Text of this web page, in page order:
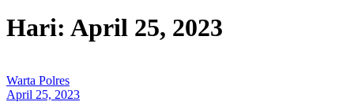
Hari: April 25, 2023
Warta Polres
April 25, 2023